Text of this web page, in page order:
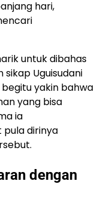
hari,
untuk dibahas
Uguisudani
yakin bahwa
yang bisa
ia
pula dirinya
dengan